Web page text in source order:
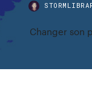
Changer son